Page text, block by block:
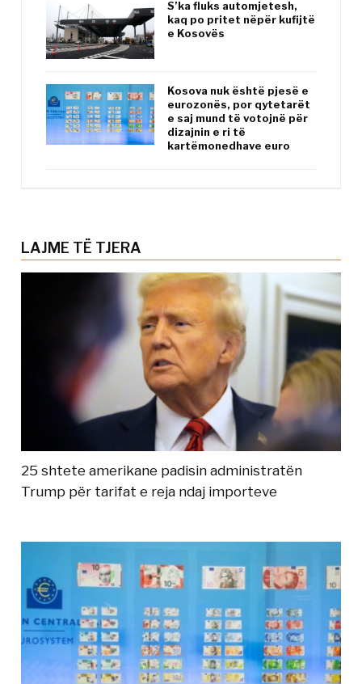
S’ka fluks automjetesh,
kaq po pritet nëpër kufijtë
e Kosovës
Kosova nuk është pjesë e
eurozonës, por qytetarët
e saj mund të votojnë për
dizajnin e ri të
kartëmonedhave euro
LAJME TË TJERA
25 shtete amerikane padisin administratën
Trump për tarifat e reja ndaj importeve